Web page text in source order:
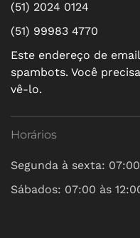
(51) 2024 0124
(51) 99983 4770
Este endereço de
spambots. Você
vê-lo.
Horários
Segunda à sexta:
Sábados: 07:00 às